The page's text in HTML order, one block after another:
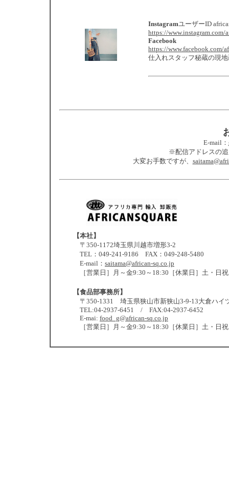
InstagramユーザーID
https://www.instagram.com/
Facebook
https://www.facebook.com/
仕入れスタッフ秘蔵の現
E-mail：
※配信アドレスの
大変お手数ですが、
【本社】
〒350-1172埼玉県川越市増形3-2
TEL：049-241-9186 FAX：049-248-5480
E-mail： saitama@african-sq.co.jp
［営業日］月～金9:30～18:30［休業日］土・日祝
【食品部事務所】
〒350-1331 埼玉県狭山市新狭山3-9-13大倉ハイ
TEL:04-2937-6451 / FAX:04-2937-6452
E-mai: food_g@african-sq.co.jp
［営業日］月～金9:30～18:30［休業日］土・日祝